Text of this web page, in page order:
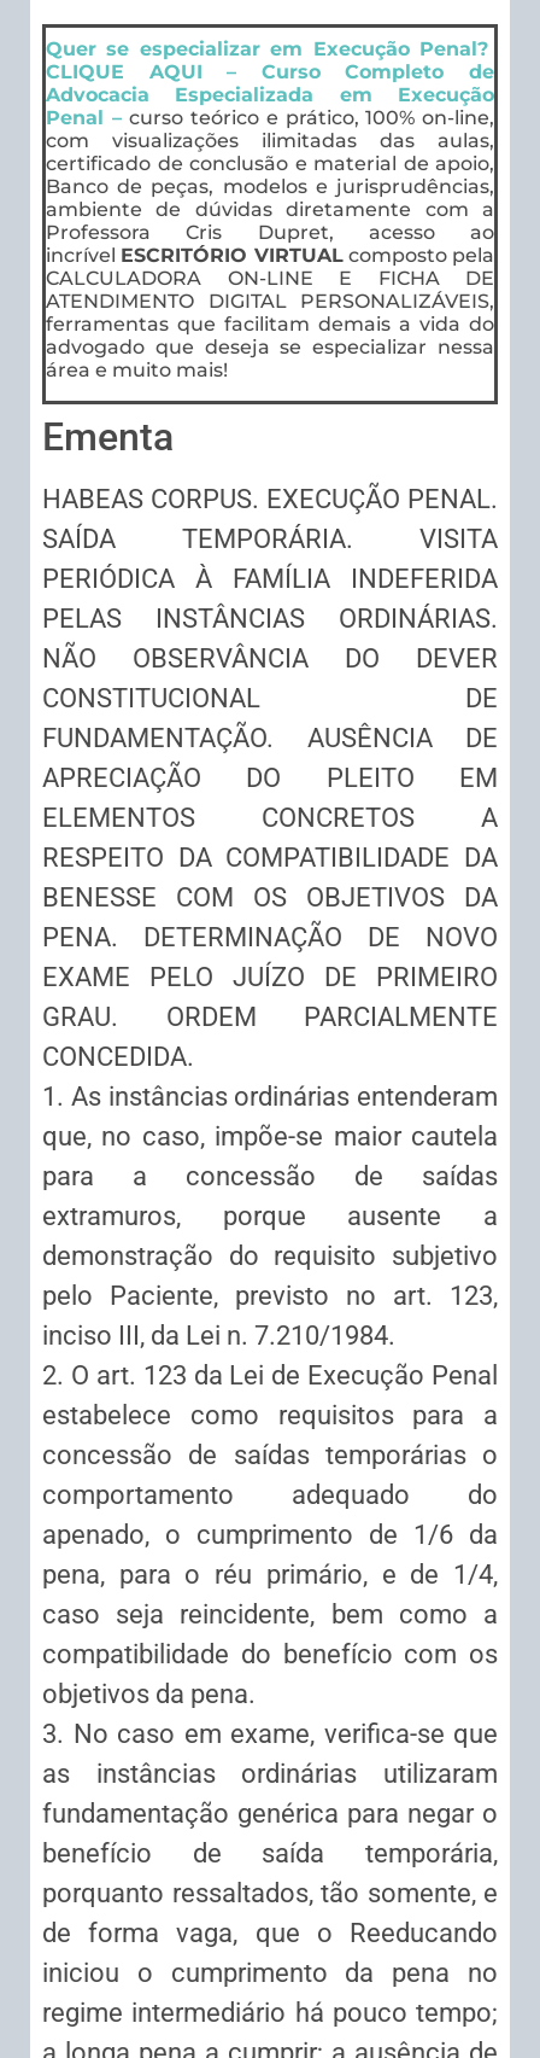
Quer se especializar em Execução Penal?
CLIQUE AQUI – Curso Completo de
Advocacia Especializada em Execução
Penal –curso teórico e prático, 100% on-line,
com visualizações ilimitadas das aulas,
certificado de conclusão e material de apoio,
Banco de peças, modelos e jurisprudências,
ambiente de dúvidas diretamente com a
Professora Cris Dupret, acesso ao
incrível ESCRITÓRIO VIRTUALcomposto pela
CALCULADORA ON-LINE E FICHA DE
ATENDIMENTO DIGITAL PERSONALIZÁVEIS,
ferramentas que facilitam demais a vida do
advogado que deseja se especializar nessa
área e muito mais!
Ementa
HABEAS CORPUS. EXECUÇÃO PENAL.
SAÍDA TEMPORÁRIA. VISITA
PERIÓDICA À FAMÍLIA INDEFERIDA
PELAS INSTÂNCIAS ORDINÁRIAS.
NÃO OBSERVÂNCIA DO DEVER
CONSTITUCIONAL DE
FUNDAMENTAÇÃO. AUSÊNCIA DE
APRECIAÇÃO DO PLEITO EM
ELEMENTOS CONCRETOS A
RESPEITO DA COMPATIBILIDADE DA
BENESSE COM OS OBJETIVOS DA
PENA. DETERMINAÇÃO DE NOVO
EXAME PELO JUÍZO DE PRIMEIRO
GRAU. ORDEM PARCIALMENTE
CONCEDIDA.
1. As instâncias ordinárias entenderam
que, no caso, impõe-se maior cautela
para a concessão de saídas
extramuros, porque ausente a
demonstração do requisito subjetivo
pelo Paciente, previsto no art. 123,
inciso III, da Lei n. 7.210/1984.
2. O art. 123 da Lei de Execução Penal
estabelece como requisitos para a
concessão de saídas temporárias o
comportamento adequado do
apenado, o cumprimento de 1/6 da
pena, para o réu primário, e de 1/4,
caso seja reincidente, bem como a
compatibilidade do benefício com os
objetivos da pena.
3. No caso em exame, verifica-se que
as instâncias ordinárias utilizaram
fundamentação genérica para negar o
benefício de saída temporária,
porquanto ressaltados, tão somente, e
de forma vaga, que o Reeducando
iniciou o cumprimento da pena no
regime intermediário há pouco tempo;